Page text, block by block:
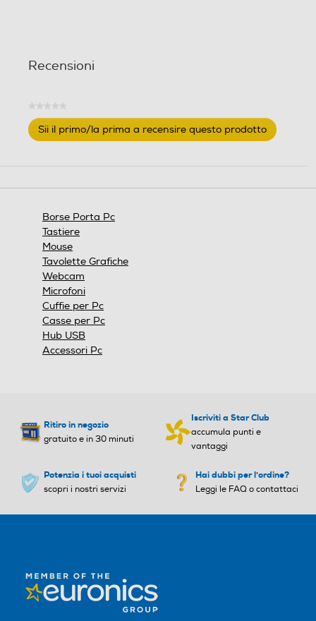
Recensioni
Nessuna
valutazione
Sii il primo/la prima a recensire questo prodotto
.
modale.
Borse Porta Pc
Tastiere
Mouse
Tavolette Grafiche
Webcam
Microfoni
Cuffie per Pc
Casse per Pc
Hub USB
Accessori Pc
Ritiro in negozio
gratuito e in 30 minuti
Iscriviti a Star Club
accumula punti e
vantaggi
Potenzia i tuoi acquisti
scopri i nostri servizi
Hai dubbi per l'ordine?
Leggi le FAQ o contattaci